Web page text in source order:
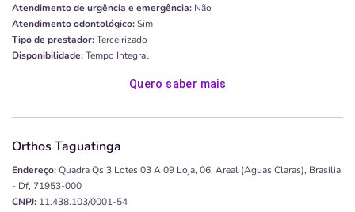
Atendimento de urgência e emergência: Não
Atendimento odontológico:Sim
Tipo de prestador:Terceirizado
Disponibilidade:Tempo Integral
Quero saber mais
Orthos Taguatinga
Endereço:Quadra Qs 3 Lotes 03 A 09 Loja, 06, Areal (aguas Claras), Brasilia
- Df, 71953-000
CNPJ: 11.438.103/0001-54